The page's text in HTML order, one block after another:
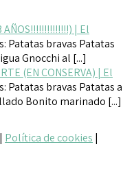
AÑOS!!!!!!!!!!!!!!) | El
Patatas bravas Patatas
Gnocchi al [...]
(EN CONSERVA) | El
Patatas bravas Patatas a
Bonito marinado [...]
| Política de cookies |